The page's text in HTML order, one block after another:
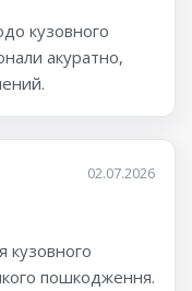
кузовного
акуратно,
02.07.2026
пошкодження.